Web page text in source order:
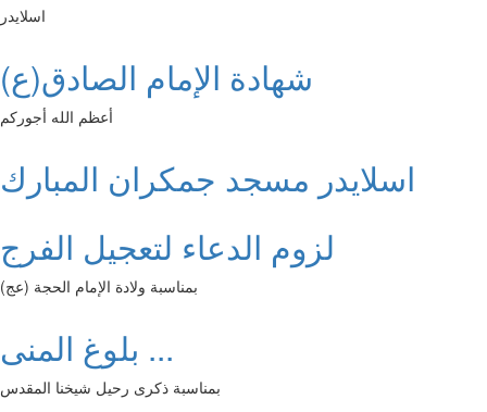
اسلايدر
شهادة الإمام الصادق(ع)
أعظم الله أجوركم
اسلايدر مسجد جمكران المبارك
لزوم الدعاء لتعجيل الفرج
بمناسبة ولادة الإمام الحجة (عج)
بلوغ المنى ...
بمناسبة ذكرى رحيل شيخنا المقدس